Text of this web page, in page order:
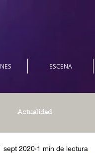
ESCENA
Actualidad
sept 2020 1 min de lectura